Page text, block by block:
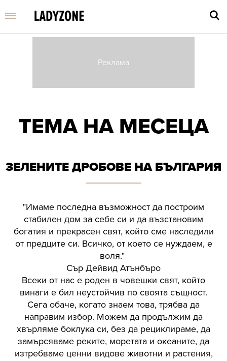
ТЕМА НА МЕСЕЦА
ЗЕЛЕНИТЕ ДРОБОВЕ НА БЪЛГАРИЯ
"Имаме последна възможност да построим
стабилен дом за себе си и да възстановим
богатия и прекрасен свят, който сме наследили
от предците си. Всичко, от което се нуждаем, е
воля."
Сър Дейвид Атънбъро
Всеки от нас е роден в човешки свят, който
винаги е бил неустойчив по своята същност.
Сега обаче, когато знаем това, трябва да
направим избор. Можем да продължим да
хвърляме боклука си, без да рециклираме, да
замърсяваме реките, моретата и океаните, да
изтребваме ценни видове животни и растения,